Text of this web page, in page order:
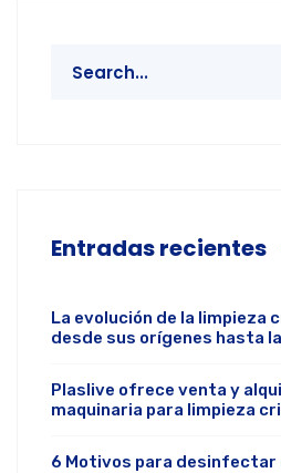
Entradas recientes
La evolución de la limpieza
desde sus orígenes hasta
Plaslive ofrece venta y
maquinaria para limpieza
6 Motivos para desinfectar